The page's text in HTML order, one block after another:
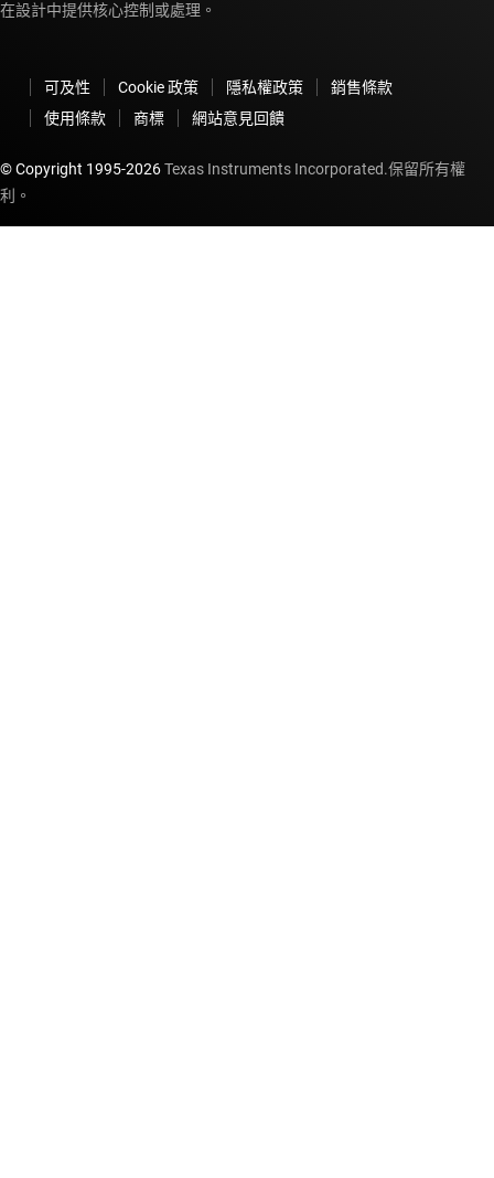
在設計中提供核心控制或處理。
可及性 Cookie 政策 隱私權政策
銷售條款
使用條款
商標 網站意見回饋
© Copyright 1995-2026Texas Instruments Incorporated.保留所有權
利。